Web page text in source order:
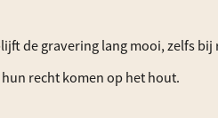
de gravering lang mooi, zelfs
recht komen op het hout.